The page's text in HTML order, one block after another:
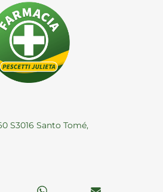
S3016 Santo Tomé,